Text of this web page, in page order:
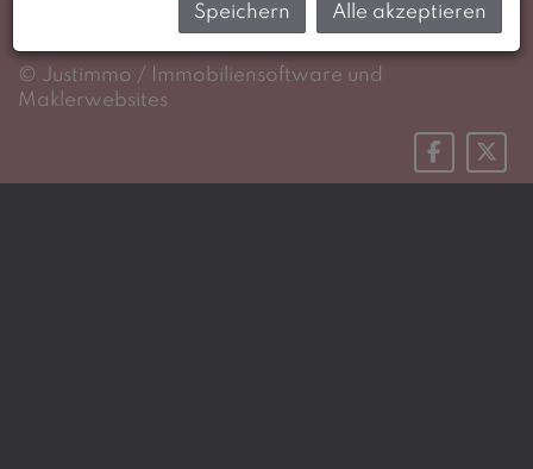
Datenschutzinformation
© Justimmo / Immobiliensoftware und
Maklerwebsites
Speichern Alle akzeptieren